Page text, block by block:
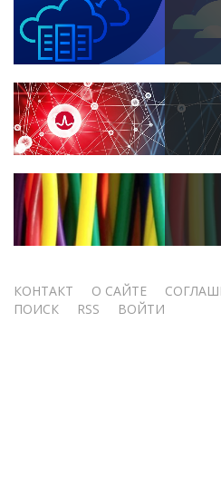
Меню
КОНТАКТ О САЙТЕ
ПОИСК
RSS ВОЙТИ